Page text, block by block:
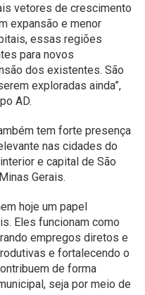
vetores de crescimento
expansão e menor
essas regiões
para novos
dos existentes. São
exploradas ainda”,
AD.
tem forte presença
nas cidades do
e capital de São
Gerais.
hoje um papel
Eles funcionam como
empregos diretos e
e fortalecendo o
de forma
seja por meio de